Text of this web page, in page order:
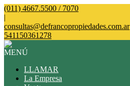
(011) 4667.5500 / 7070
|
consultas@defrancopropiedades.com.ar
541150361278
MENÚ
LLAMAR
La Empresa